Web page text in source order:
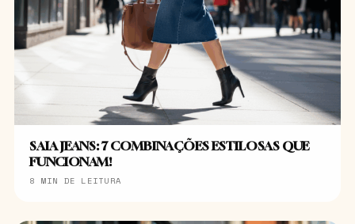
SAIA JEANS: 7 COMBINAÇÕES ESTILOSAS QUE
FUNCIONAM!
8 MIN DE LEITURA